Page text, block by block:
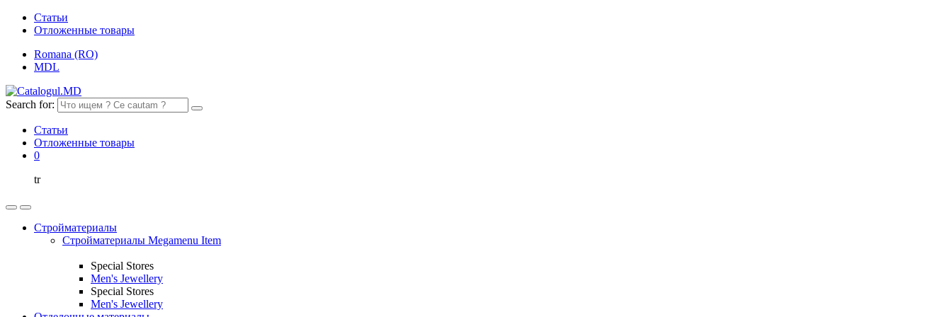
Статьи
Отложенные товары
Romana (RO)
MDL
Search for:
Статьи
Отложенные товары
0
tr
Стройматериалы
Стройматериалы Megamenu Item
Special Stores
Men's Jewellery
Special Stores
Men's Jewellery